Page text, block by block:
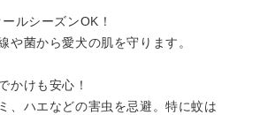
ルシーズンOK！
や菌から愛犬の肌を守ります。
かけも安心！
、ハエなどの害虫を忌避。特に蚊は